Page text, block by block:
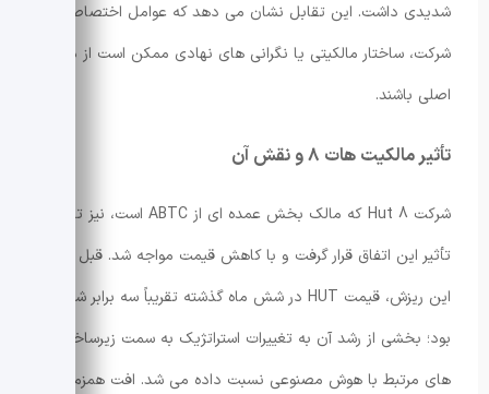
شدیدی داشت. این تقابل نشان می دهد که عوامل اختصاصی
شرکت، ساختار مالکیتی یا نگرانی های نهادی ممکن است از دلایل
اصلی باشند.
تأثیر مالکیت هات ۸ و نقش آن
شرکت Hut 8 که مالک بخش عمده ای از ABTC است، نیز تحت
تأثیر این اتفاق قرار گرفت و با کاهش قیمت مواجه شد. قبل از
این ریزش، قیمت HUT در شش ماه گذشته تقریباً سه برابر شده
بود؛ بخشی از رشد آن به تغییرات استراتژیک به سمت زیرساخت
های مرتبط با هوش مصنوعی نسبت داده می شد. افت همزمان